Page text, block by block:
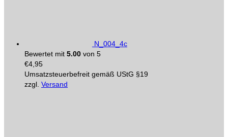
N_004_4c
Bewertet mit 5.00 von 5
€4,95
Umsatzsteuerbefreit gemäß UStG §19
zzgl. Versand